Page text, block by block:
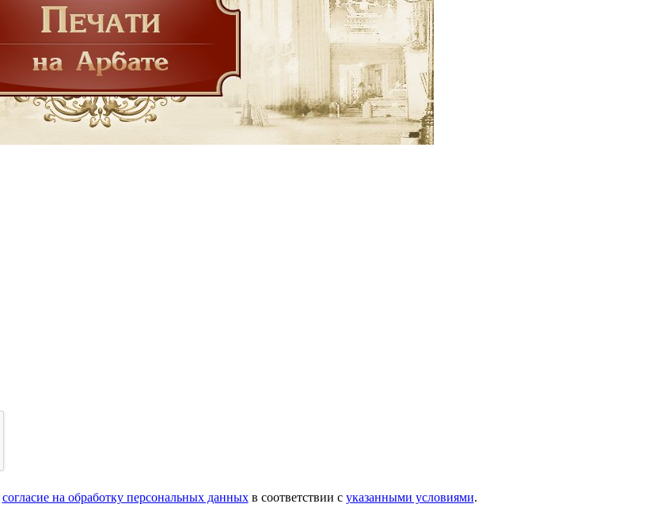
согласие на обработку персональных данныхв соответствии с указанными условиями.